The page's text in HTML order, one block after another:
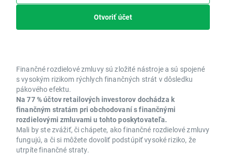
Otvoriť účet
Finančné rozdielové zmluvy sú zložité nástroje a sú spojené
s vysokým rizikom rýchlych finančných strát v dôsledku
pákového efektu.
Na 77 % účtov retailových investorov dochádza k
finančným stratám pri obchodovaní s finančnými
rozdielovými zmluvami u tohto poskytovateľa.
Mali by ste zvážiť, či chápete, ako finančné rozdielové zmluvy
fungujú, a či si môžete dovoliť podstúpiť vysoké riziko, že
utrpíte finančné straty.